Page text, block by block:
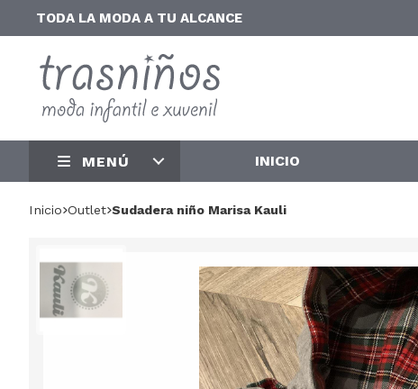
TODA LA MODA A TU ALCANCE
MENÚ INICIO
Inicio outlet Sudadera niño Marisa Kauli